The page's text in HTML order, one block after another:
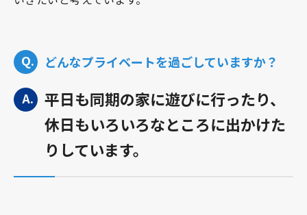
どんなプライベートを過ごしていますか？
平日も同期の家に遊びに行ったり、
休日もいろいろなところに出かけた
りしています。